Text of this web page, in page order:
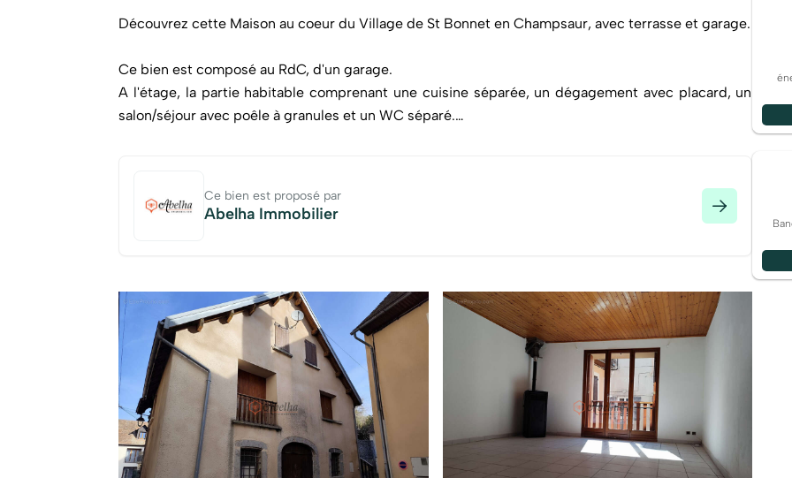
Découvrez cette Maison au coeur du Village de St Bonnet en Champsaur, avec terrasse et garage.
Ce bien est composé au RdC, d'un garage.
A l'étage, la partie habitable comprenant une cuisine séparée, un dégagement avec placard, un
salon/séjour avec poêle à granules et un WC séparé.
Les diagnostics n'ont pas révélé d'amiante et de plomb ! Mais cette bâtisse nécessite de travaux
de rénovation..
Honoraires à la charge du vendeur. Logement à consommation énergétique excessive : Classe
énergie G, Classe climat C Montant moyen estimé des dépenses annuelles d'énergie pour un
usage standard, établi à partir des prix de l'énergie de l'année 2021 : entre 2690.00 et 3710.00 .
Les informations sur les risques auxquels ce bien est exposé sont disponibles sur le site
Géorisques : georisques.gouv.fr.
Carte pro. CPI [Coordonnées masquées]0 020 395
AC ADC [Coordonnées masquées]0 000 053
Ce bien est proposé par
Abelha Immobilier